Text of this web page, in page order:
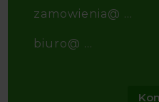
zamowienia@ ...
biuro@ ...